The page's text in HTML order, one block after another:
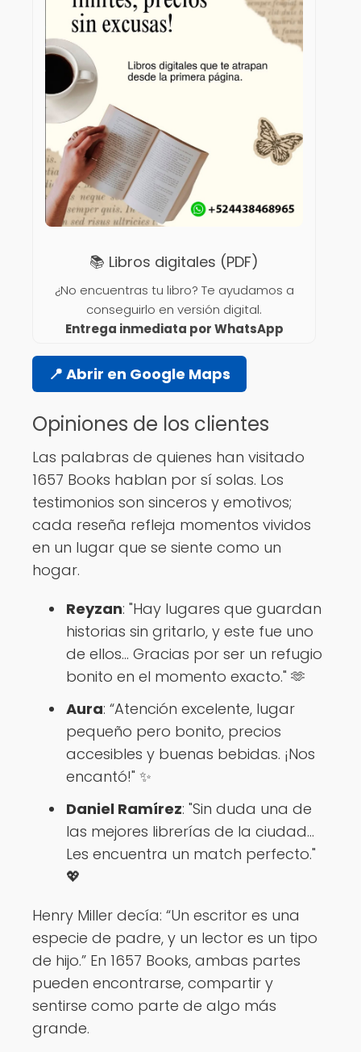
📚 Libros digitales (PDF)
¿No encuentras tu libro? Te ayudamos a
conseguirlo en versión digital.
Entrega inmediata por WhatsApp
📍 Abrir en Google Maps
Opiniones de los clientes
Las palabras de quienes han visitado
1657 Books hablan por sí solas. Los
testimonios son sinceros y emotivos;
cada reseña refleja momentos vividos
en un lugar que se siente como un
hogar.
Reyzan: "Hay lugares que guardan
historias sin gritarlo, y este fue uno
de ellos... Gracias por ser un refugio
bonito en el momento exacto." 🫶
Aura: “Atención excelente, lugar
pequeño pero bonito, precios
accesibles y buenas bebidas. ¡Nos
encantó!" ✨
Daniel Ramírez: "Sin duda una de
las mejores librerías de la ciudad...
Les encuentra un match perfecto."
💖
Henry Miller decía: “Un escritor es una
especie de padre, y un lector es un tipo
de hijo.” En 1657 Books, ambas partes
pueden encontrarse, compartir y
sentirse como parte de algo más
grande.